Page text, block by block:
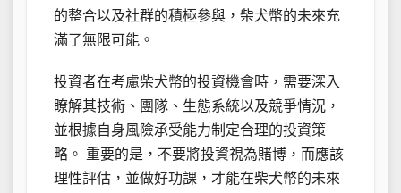
的整合以及社群的積極參與，柴犬幣的未來充
滿了無限可能。
投資者在考慮柴犬幣的投資機會時，需要深入
瞭解其技術、團隊、生態系統以及競爭情況，
並根據自身風險承受能力制定合理的投資策
略。 重要的是，不要將投資視為賭博，而應該
理性評估，並做好功課，才能在柴犬幣的未來